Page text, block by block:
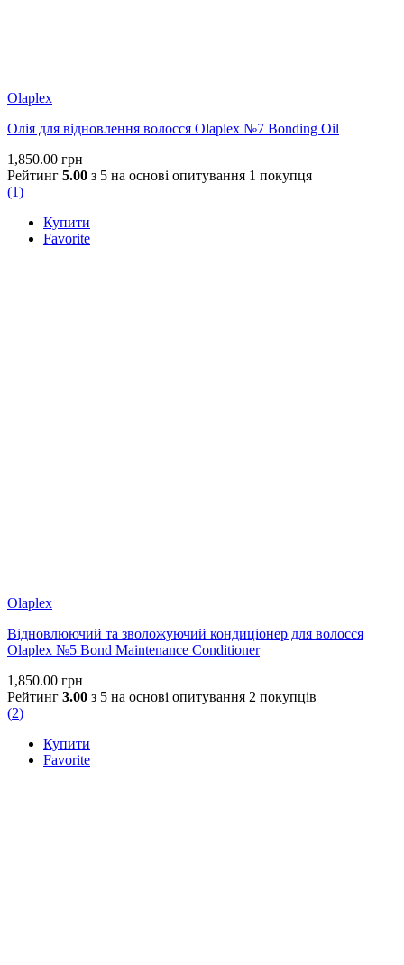
Olaplex
Олія для відновлення волосся Olaplex №7 Bonding Oil
1,850.00 грн
Рейтинг 5.00 з 5 на основі опитування 1 покупця
(1)
Купити
Favorite
Olaplex
Відновлюючий та зволожуючий кондиціонер для волосся
Olaplex №5 Bond Maintenance Conditioner
1,850.00 грн
Рейтинг 3.00 з 5 на основі опитування 2 покупців
(2)
Купити
Favorite